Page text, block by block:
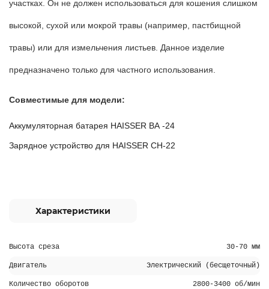
участках. Он не должен использоваться для кошения слишком
высокой, сухой или мокрой травы (например, пастбищной
травы) или для измельчения листьев. Данное изделие
предназначено только для частного использования.
Совместимые для модели:
Аккумуляторная батарея HAISSER BA -24
Зарядное устройство для HAISSER CH-22
Характеристики
Высота среза 30-70 мм
Двигатель Электрический (бесщеточный)
Количество оборотов 2800-3400 об/мин